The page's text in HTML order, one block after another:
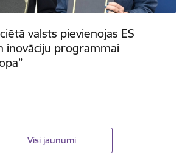
valsts pievienojas ES
inovāciju programmai
Visi jaunumi